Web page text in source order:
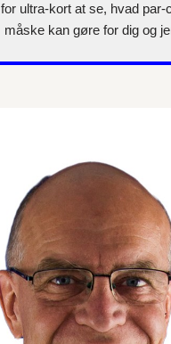
for ultra-kort at se, hvad par-
måske kan gøre for dig og